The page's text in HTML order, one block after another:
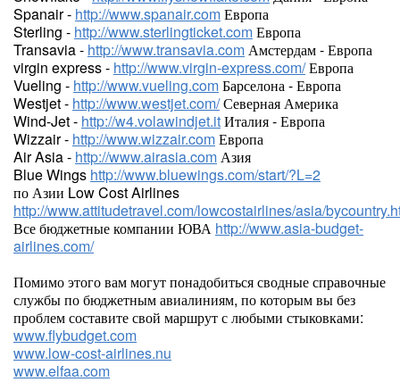
Spanair - http://www.spanair.comЕвропа
Sterling - http://www.sterlingticket.comЕвропа
Transavia - http://www.transavia.comАмстердам - Европа
virgin express - http://www.virgin-express.com/Европа
Vueling - http://www.vueling.comБарселона - Европа
Westjet - http://www.westjet.com/Северная Америка
Wind-Jet - http://w4.volawindjet.itИталия - Европа
Wizzair - http://www.wizzair.comЕвропа
Air Asia - http://www.airasia.comАзия
Blue Wings http://www.bluewings.com/start/?L=2
по Азии Low Cost Airlines
http://www.attitudetravel.com/lowcostairlines/asia/
Все бюджетные компании ЮВА http://www.asia-budget-
airlines.com/
Помимо этого вам могут понадобиться сводные справочные
службы по бюджетным авиалиниям, по которым вы без
проблем составите свой маршрут с любыми стыковками:
www.flybudget.com
www.low-cost-airlines.nu
www.elfaa.com